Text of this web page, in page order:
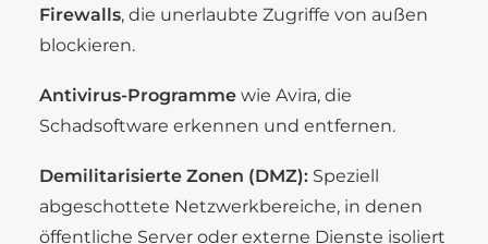
Firewalls, die unerlaubte Zugriffe von außen
blockieren.
Antivirus-Programme wie Avira, die
Schadsoftware erkennen und entfernen.
Demilitarisierte Zonen (DMZ): Speziell
abgeschottete Netzwerkbereiche, in denen
öffentliche Server oder externe Dienste isoliert